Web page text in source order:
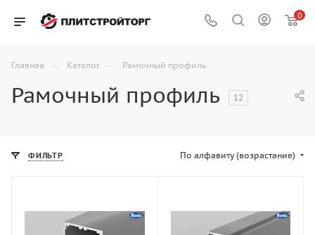
0
Главная — Каталог — Рамочный профиль
Рамочный профиль 12
ФИЛЬТР По алфавиту (возрастание)